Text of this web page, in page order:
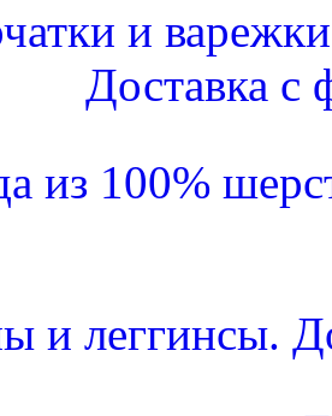
и
Доставка с
из 100%
и леггинсы.